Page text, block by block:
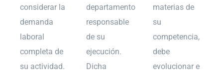
considerar la
demanda
laboral
completa de
su actividad.
departamento
responsable
de su
ejecución.
Dicha
materias de
su
competencia,
debe
evolucionar e